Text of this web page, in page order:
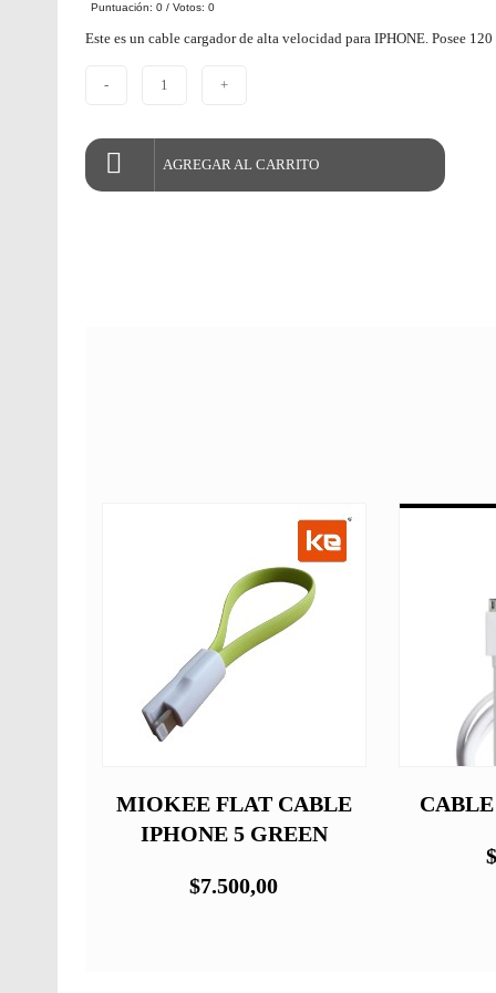
Puntuación: 0 / Votos: 0
Este es un cable cargador de alta velocidad para IPHONE. Posee
- 1 +
AGREGAR AL CARRITO
MIOKEE FLAT CABLE
IPHONE 5 GREEN
$7.500,00